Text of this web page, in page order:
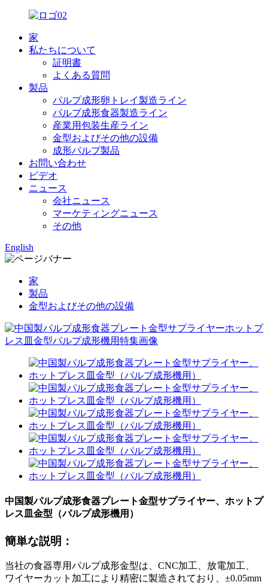
家
私たちについて
証明書
よくある質問
製品
パルプ成形卵トレイ製造ライン
パルプ成形食器製造ライン
産業用包装生産ライン
金型およびその他の設備
成形パルプ製品
お問い合わせ
ビデオ
ニュース
会社ニュース
マーケティングニュース
その他
English
家
製品
金型およびその他の設備
中国製パルプ成形食器プレート金型サプライヤー、ホットプ
レス皿金型（パルプ成形機用）
簡単な説明：
当社の食器専用パルプ成形金型は、CNC加工、放電加工、
ワイヤーカット加工により精密に製造されており、±0.05mm